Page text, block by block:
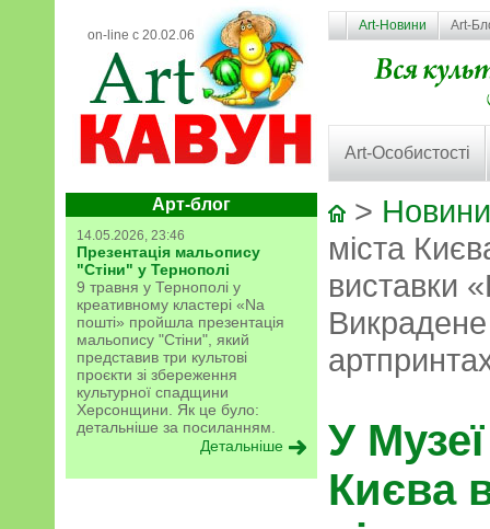
on-line с 20.02.06
Art-Новини Art-
Art-Особистості
Арт-блог
14.05.2026, 23:46
Презентація мальопису
"Стіни" у Тернополі
9 травня у Тернополі у
креативному кластері «Na
пошті» пройшла презентація
мальопису "Стіни", який
представив три культові
проєкти зі збереження
культурної спадщини
Херсонщини. Як це було:
детальніше за посиланням.
Детальніше
>
міста
виставки
У Музеї
Києва